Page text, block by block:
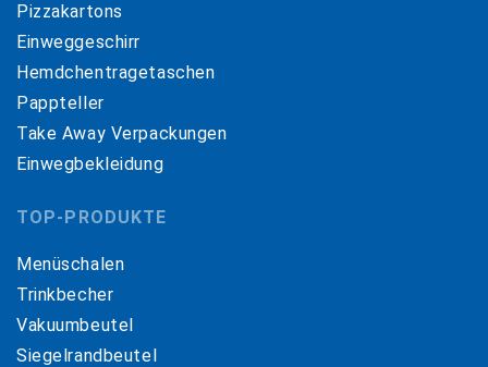
Pizzakartons
Einweggeschirr
Hemdchentragetaschen
Pappteller
Take Away Verpackungen
Einwegbekleidung
TOP-PRODUKTE
Menüschalen
Trinkbecher
Vakuumbeutel
Siegelrandbeutel